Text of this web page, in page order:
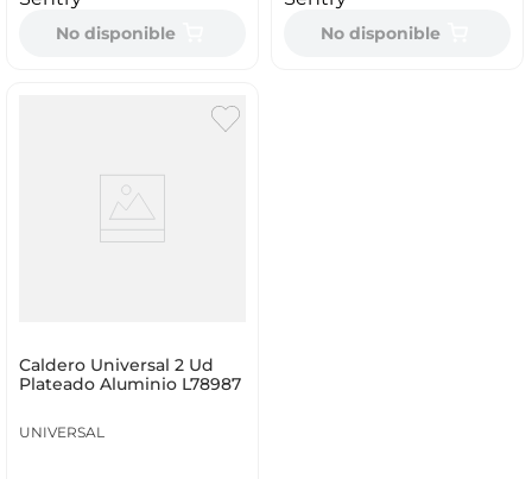
No disponible No disponible
Caldero Universal 2 Ud
Plateado Aluminio L78987
UNIVERSAL